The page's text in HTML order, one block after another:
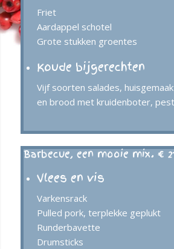
Friet
Aardappel schotel
Grote stukken groentes
Koude bijgerechten
Vijf soorten salades,
en brood met kruidenboter,
Barbecue, een mooie mix. €
Vlees en vis
Varkensrack
Pulled pork, terplekke geplukt
Runderbavette
Drumsticks